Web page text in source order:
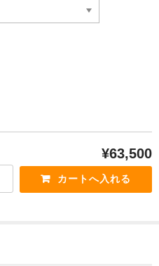
¥63,500